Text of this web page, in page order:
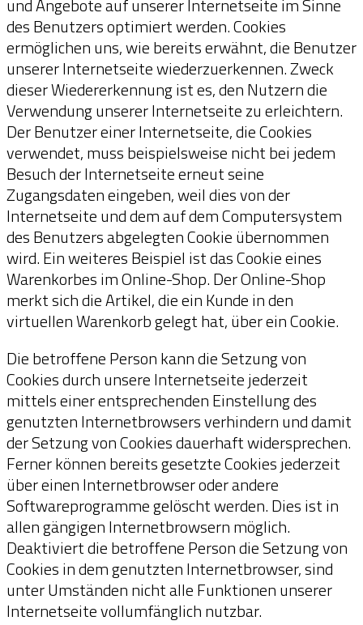
und Angebote auf unserer Internetseite im Sinne
des Benutzers optimiert werden. Cookies
ermöglichen uns, wie bereits erwähnt, die Benutzer
unserer Internetseite wiederzuerkennen. Zweck
dieser Wiedererkennung ist es, den Nutzern die
Verwendung unserer Internetseite zu erleichtern.
Der Benutzer einer Internetseite, die Cookies
verwendet, muss beispielsweise nicht bei jedem
Besuch der Internetseite erneut seine
Zugangsdaten eingeben, weil dies von der
Internetseite und dem auf dem Computersystem
des Benutzers abgelegten Cookie übernommen
wird. Ein weiteres Beispiel ist das Cookie eines
Warenkorbes im Online-Shop. Der Online-Shop
merkt sich die Artikel, die ein Kunde in den
virtuellen Warenkorb gelegt hat, über ein Cookie.
Die betroffene Person kann die Setzung von
Cookies durch unsere Internetseite jederzeit
mittels einer entsprechenden Einstellung des
genutzten Internetbrowsers verhindern und damit
der Setzung von Cookies dauerhaft widersprechen.
Ferner können bereits gesetzte Cookies jederzeit
über einen Internetbrowser oder andere
Softwareprogramme gelöscht werden. Dies ist in
allen gängigen Internetbrowsern möglich.
Deaktiviert die betroffene Person die Setzung von
Cookies in dem genutzten Internetbrowser, sind
unter Umständen nicht alle Funktionen unserer
Internetseite vollumfänglich nutzbar.